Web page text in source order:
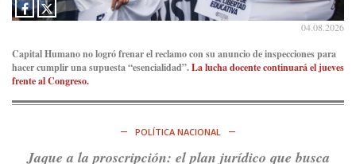
https://t.co/ytaelKSfHm
Consenso Patagónico
04.08.2026
Capital Humano no logró frenar el reclamo con su anuncio de inspecciones para
hacer cumplir una supuesta “esencialidad”.La lucha docente continuará el jueves
frente al Congreso.
POLÍTICA NACIONAL
Jaque a la proscripción: el plan jurídico que busca